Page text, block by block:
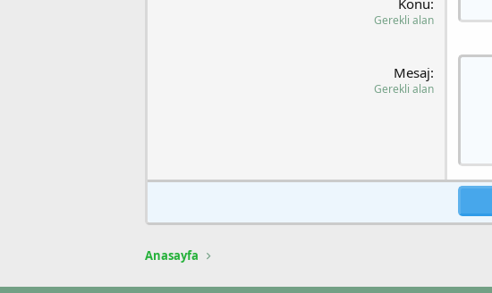
Konu
Gerekli alan
Mesaj
Gerekli alan
Anasayfa